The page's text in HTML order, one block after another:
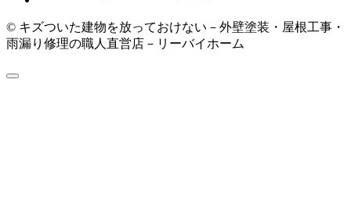
© キズついた建物を放っておけない－外壁塗装・屋根工事・
雨漏り修理の職人直営店－リーバイホーム